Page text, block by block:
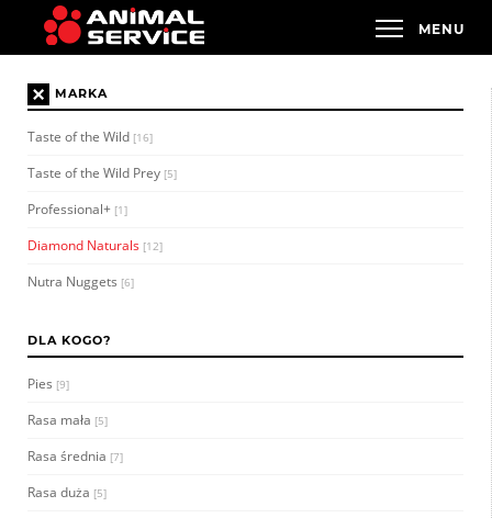
× MARKA
Taste of the Wild [16]
Taste of the Wild Prey [5]
Professional+ [1]
Diamond Naturals [12]
Nutra Nuggets [6]
DLA KOGO?
Pies [9]
Rasa mała [5]
Rasa średnia [7]
Rasa duża [5]